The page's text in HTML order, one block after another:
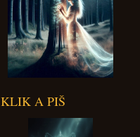
KLIK A PIŠ